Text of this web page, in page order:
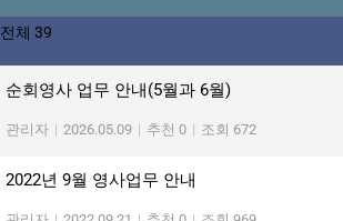
전체 39
순회영사 업무 안내(5월과 6월)
관리자 | 2026.05.09 | 추천 0 | 조회 672
2022년 9월 영사업무 안내